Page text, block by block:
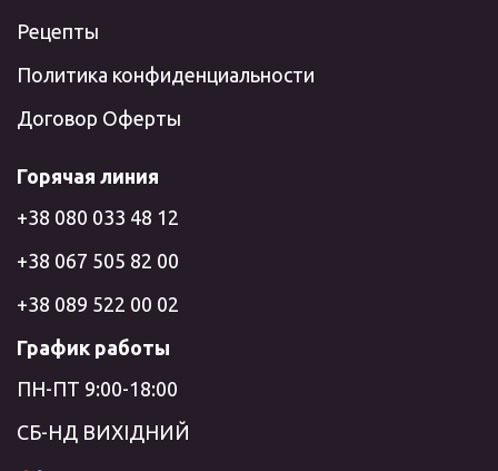
Рецепты
Политика конфиденциальности
Договор Оферты
Горячая линия
+38 080 033 48 12
+38 067 505 82 00
+38 089 522 00 02
График работы
ПН-ПТ 9:00-18:00
СБ-НД ВИХІДНИЙ